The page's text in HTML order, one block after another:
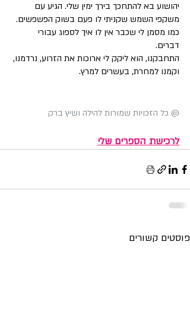
יהושוע בא להתחכך בירך ימין שלי. הגיע עם
משקפי השמש שקניתי לו פעם בשוק הפשפשים.
כמו מסמן לי שכבר אין לו איך לספוג עבורי
דברים.
התחבקנו, הוא ליקק לי ארוכות את הזרוע, נרדמנו,
וקמנו למחרת, בעשרים למרץ.
@ כל הזכויות שמורות להילה ושיץ ברק
לרכישת הספרים שלי
פוסטים קשורים